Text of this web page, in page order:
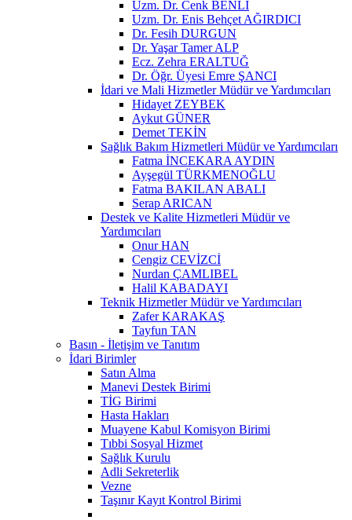
Uzm. Dr. Cenk BENLİ
Uzm. Dr. Enis Behçet AĞIRDICI
Dr. Fesih DURGUN
Dr. Yaşar Tamer ALP
Ecz. Zehra ERALTUĞ
Dr. Öğr. Üyesi Emre ŞANCI
İdari ve Mali Hizmetler Müdür ve Yardımcıları
Hidayet ZEYBEK
Aykut GÜNER
Demet TEKİN
Sağlık Bakım Hizmetleri Müdür ve Yardımcıları
Fatma İNCEKARA AYDIN
Ayşegül TÜRKMENOĞLU
Fatma BAKILAN ABALI
Serap ARICAN
Destek ve Kalite Hizmetleri Müdür ve
Yardımcıları
Onur HAN
Cengiz CEVİZCİ
Nurdan ÇAMLIBEL
Halil KABADAYI
Teknik Hizmetler Müdür ve Yardımcıları
Zafer KARAKAŞ
Tayfun TAN
Basın - İletişim ve Tanıtım
İdari Birimler
Satın Alma
Manevi Destek Birimi
TİG Birimi
Hasta Hakları
Muayene Kabul Komisyon Birimi
Tıbbi Sosyal Hizmet
Sağlık Kurulu
Adli Sekreterlik
Vezne
Taşınır Kayıt Kontrol Birimi